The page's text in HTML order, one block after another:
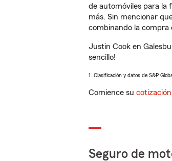
de automóviles para la
más. Sin mencionar
combinando la compra
Justin Cook en
sencillo!
1. Clasificación y datos de S&P
Comience su
Seguro de